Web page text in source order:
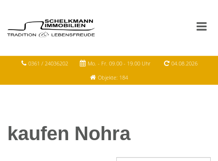
0361 / 24036202 Mo. - Fr. 09.00 - 19.00 Uhr
04.08.2026
Objekte: 184
kaufen Nohra